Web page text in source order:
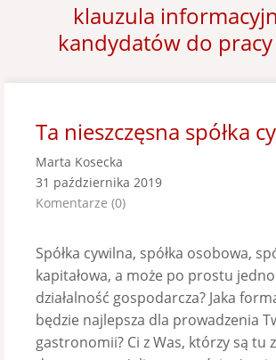
klauzula
kandydatów do pracy
Ta nieszczęsna spółka
Marta Kosecka
31 października 2019
Komentarze (0)
Spółka cywilna, spółka osobowa,
kapitałowa, a może po prostu
działalność gospodarcza? Jaka
będzie najlepsza dla prowadzenia
gastronomii? Ci z Was, którzy są tu